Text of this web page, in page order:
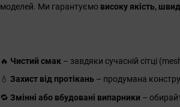
моделей. Ми гарантуємо високу якість,
🔥 Чистий смак – завдяки сучасній сітці
💧 Захист від протікань – продумана
🔁 Змінні або вбудовані випарники –